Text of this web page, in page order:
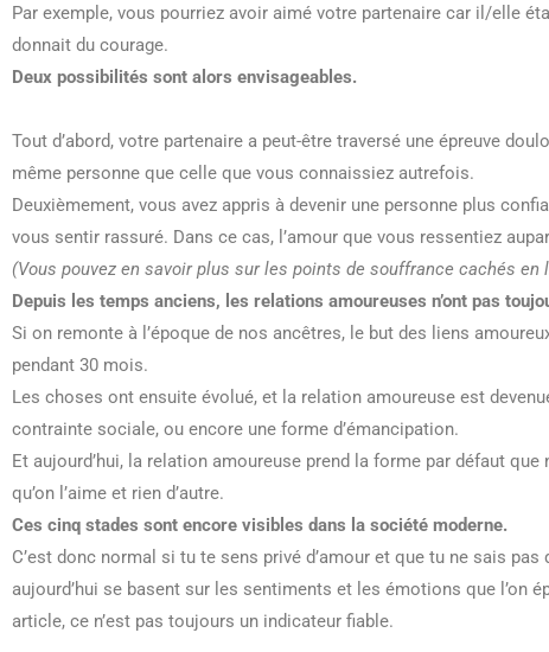
Par exemple, vous pourriez avoir aimé votre partenaire car il/elle
donnait du courage.
Deux possibilités sont alors envisageables.
Tout d’abord, votre partenaire a peut-être traversé une épreuve
même personne que celle que vous connaissiez autrefois.
Deuxièmement, vous avez appris à devenir une personne plus
vous sentir rassuré. Dans ce cas, l’amour que vous ressentiez
(Vous pouvez en savoir plus sur les points de souffrance cachés en
Depuis les temps anciens, les relations amoureuses n’ont pas
Si on remonte à l’époque de nos ancêtres, le but des liens
pendant 30 mois.
Les choses ont ensuite évolué, et la relation amoureuse est
contrainte sociale, ou encore une forme d’émancipation.
Et aujourd’hui, la relation amoureuse prend la forme par défaut
qu’on l’aime et rien d’autre.
Ces cinq stades sont encore visibles dans la société moderne.
C’est donc normal si tu te sens privé d’amour et que tu ne sais
aujourd’hui se basent sur les sentiments et les émotions que l’on
article, ce n’est pas toujours un indicateur fiable.